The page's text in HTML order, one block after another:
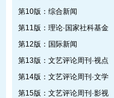
第10版：综合新闻
第11版：理论·国家社科基金
第12版：国际新闻
第13版：文艺评论周刊·视点
第14版：文艺评论周刊·文学
第15版：文艺评论周刊·影视